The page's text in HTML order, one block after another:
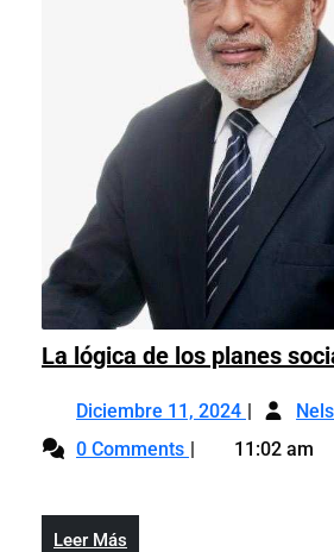
La lógica de los planes
Diciembre 11, 2024 Diciembre
2024
0 Comments 11:02 am
Leer Más